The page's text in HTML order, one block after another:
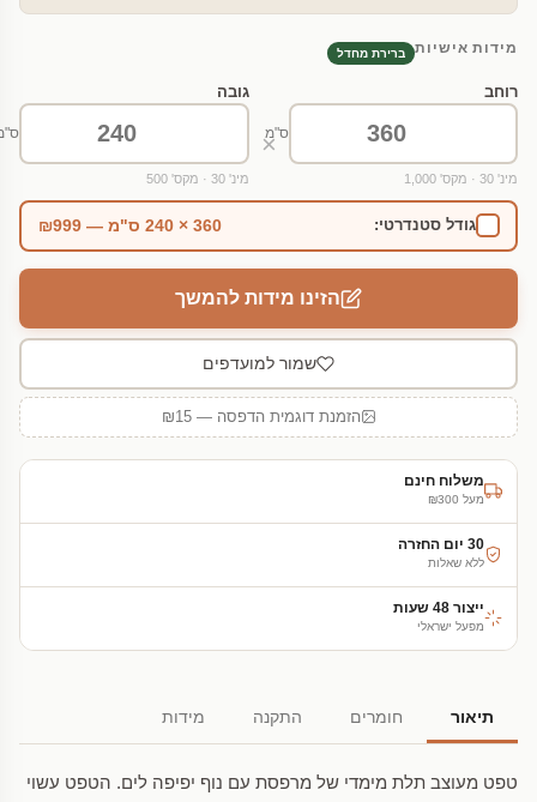
מידות אישיות ברירת מחדל
רוחב
ס"מ
מינ' 30 · מקס' 1,000
×
גובה
מינ' 30 · מקס' 500
גודל סטנדרטי: 360 × 240 ס"מ — ₪999
הזינו מידות להמשך
שמור למועדפים
הזמנת דוגמית הדפסה — ₪15
משלוח חינם
מעל ₪300
30 יום החזרה
ללא שאלות
ייצור 48 שעות
מפעל ישראלי
תיאור חומרים התקנה מידות
טפט מעוצב תלת מימדי של מרפסת עם נוף יפיפה לים. הטפט עשוי